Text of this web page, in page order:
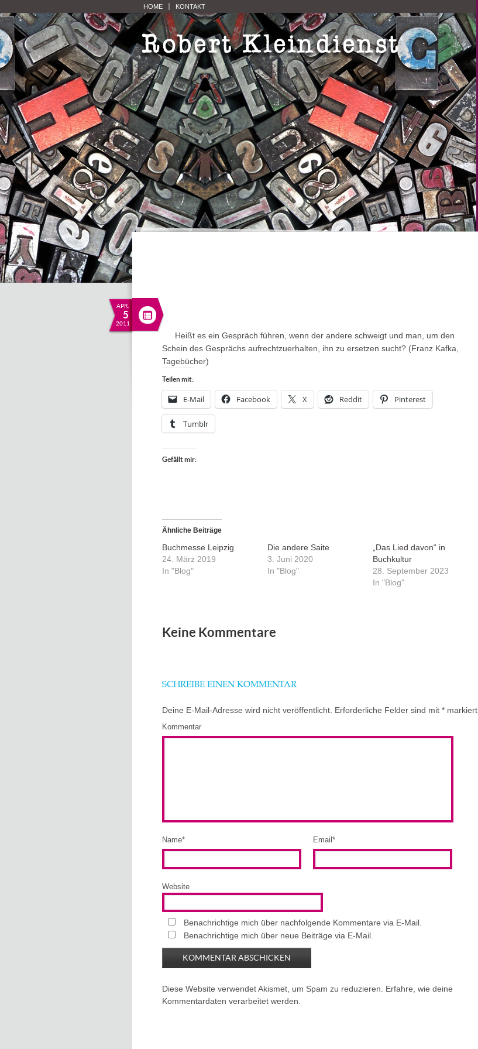
HOME KONTAKT
APR.
5
2011
Heißt es ein Gespräch führen, wenn der andere schweigt und man, um den
Schein des Gesprächs aufrechtzuerhalten, ihn zu ersetzen sucht? (Franz Kafka,
Tagebücher)
Teilen mit:
E-Mail Facebook X Reddit Pinterest
Tumblr
Gefällt mir:
Ähnliche Beiträge
Buchmesse Leipzig
24. März 2019
In "Blog"
Die andere Saite
3. Juni 2020
In "Blog"
„Das Lied davon“ in
Buchkultur
28. September 2023
In "Blog"
Keine Kommentare
SCHREIBE EINEN KOMMENTAR
Deine E-Mail-Adresse wird nicht veröffentlicht. Erforderliche Felder sind mit * markiert
Kommentar
Name* Email *
Website
Benachrichtige mich über nachfolgende Kommentare via E-Mail.
Benachrichtige mich über neue Beiträge via E-Mail.
Diese Website verwendet Akismet, um Spam zu reduzieren. Erfahre, wie deine
Kommentardaten verarbeitet werden.